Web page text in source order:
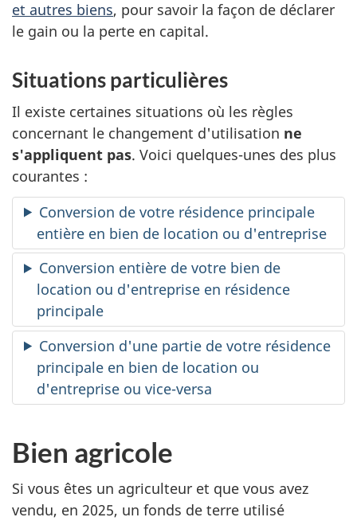
et autres biens, pour savoir la façon de déclarer
le gain ou la perte en capital.
Situations particulières
Il existe certaines situations où les règles
concernant le changement d'utilisation ne
s'appliquent pas. Voici quelques-unes des plus
courantes :
Conversion de votre résidence principale
entière en bien de location ou d'entreprise
Conversion entière de votre bien de
location ou d'entreprise en résidence
principale
Conversion d'une partie de votre résidence
principale en bien de location ou
d'entreprise ou vice-versa
Bien agricole
Si vous êtes un agriculteur et que vous avez
vendu, en 2025, un fonds de terre utilisé